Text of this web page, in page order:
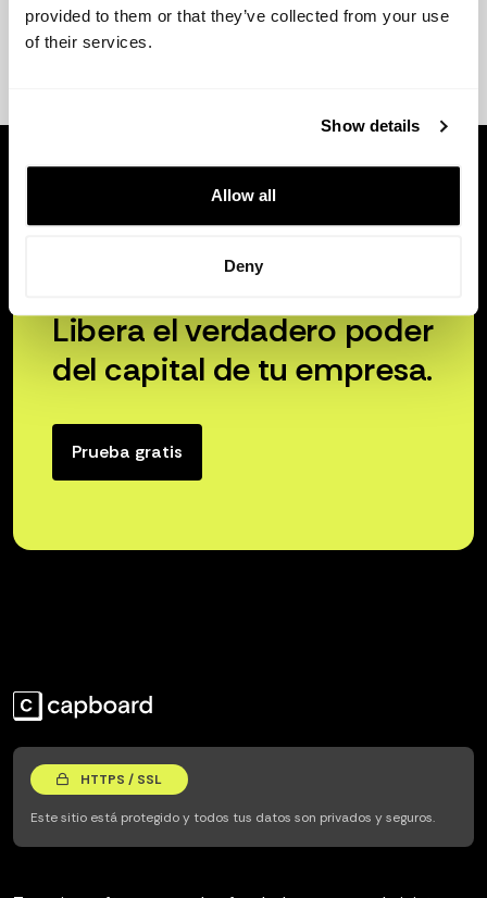
provided to them or that they’ve collected from your use
of their services.
Show details
Allow all
Deny
Libera el verdadero poder
del capital de tu empresa.
Prueba gratis
HTTPS / SSL
Este sitio está protegido y todos tus datos son privados y seguros.